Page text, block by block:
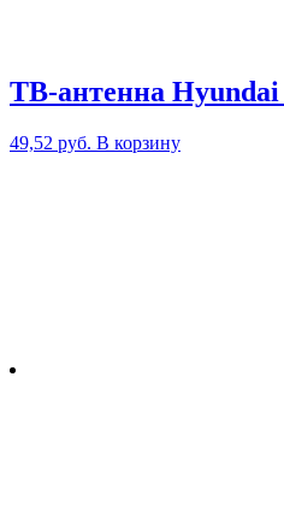
ТВ-антенна
49,52 руб. В корзину